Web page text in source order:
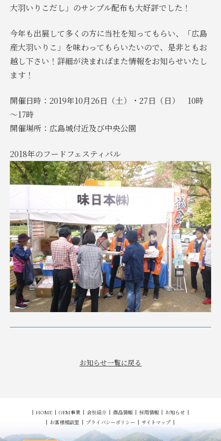
大羽いりこだし」のサンプル配布も大好評でした！
今年も出展して多くの方に当社を知ってもらい、「広島
産大羽いりこ」を味わってもらいたいので、是非ともお
越し下さい！詳細が決まればまた情報をお知らせいたし
ます！
開催日時：2019年10月26日（土）・27日（日） 10時
～17時
開催場所：広島城付近及び中央公園
2018年のフードフェスティバル
お知らせ一覧に戻る
HOME OEM事業 会社紹介 商品情報 採用情報
お知らせ
お客様相談室
プライバシーポリシー サイトマップ